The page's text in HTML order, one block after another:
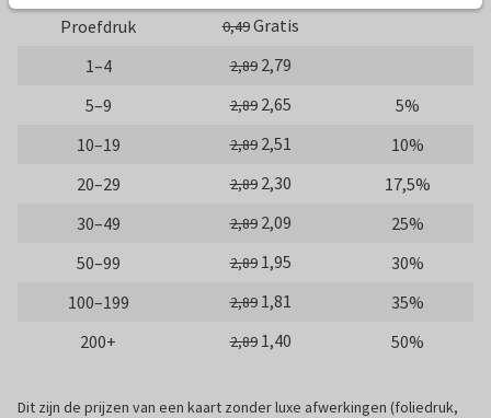
Proefdruk 0,49Gratis
1–4
2,89 2,79
5–9
2,89 2,65
5%
10–19
2,89 2,51
10%
20–29
2,89 2,30
17,5%
30–49
2,89 2,09
25%
50–99
2,89 1,95
30%
100–199
2,89 1,81
35%
200+
2,89 1,40 50%
Dit zijn de prijzen van een kaart zonder luxe afwerkingen (foliedruk,